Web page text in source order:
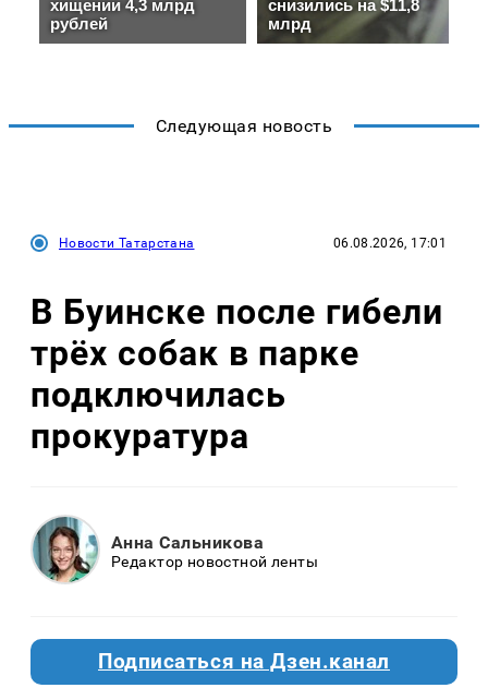
Следующая новость
Новости Татарстана 06.08.2026, 17:01
В Буинске после гибели
трёх собак в парке
подключилась
прокуратура
Анна Сальникова
Редактор новостной ленты
Подписаться на Дзен.канал